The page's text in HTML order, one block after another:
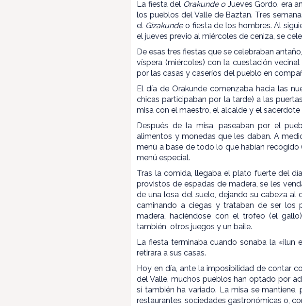
La fiesta del Orakunde o Jueves Gordo, era
los pueblos del Valle de Baztan. Tres
el Gizakundeo fiesta de los hombres. Al
el jueves previo al miércoles de ceniza, se
De esas tres fiestas que se celebraban
víspera (miércoles) con la cuestación
por las casas y caseríos del pueblo en
El día de Orakunde comenzaba hacia las
chicas participaban por la tarde) a las
misa con el maestro, el alcalde y el
Después de la misa, paseaban por el
alimentos y monedas que les daban. A
menú a base de todo lo que habían recogido
menú especial.
Tras la comida, llegaba el plato fuerte del
provistos de espadas de madera, se les
de una losa del suelo, dejando su cabeza al
caminando a ciegas y trataban de ser
madera, haciéndose con el trofeo (el
también otros juegos y un baile.
La fiesta terminaba cuando sonaba la
retirara a sus casas.
Hoy en día, ante la imposibilidad de contar
del Valle, muchos pueblos han optado por
sí también ha variado. La misa se
restaurantes, sociedades gastronómicas o,